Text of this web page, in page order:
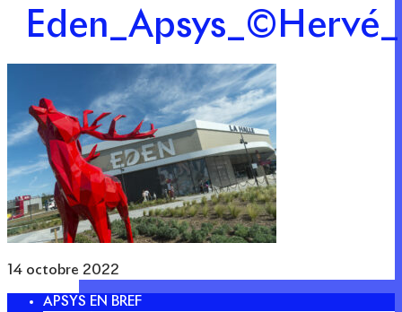
14 octobre 2022
APSYS EN BREF